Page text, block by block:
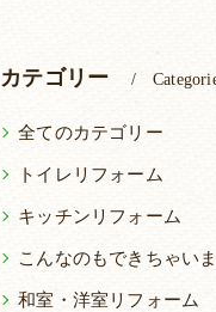
カテゴリー
全てのカテゴリー
トイレリフォーム
キッチンリフォーム
こんなのもできちゃい
和室・洋室リフォーム